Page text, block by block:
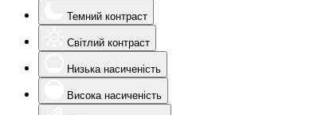
Темний контраст
Світлий контраст
Низька насиченість
Висока насиченість